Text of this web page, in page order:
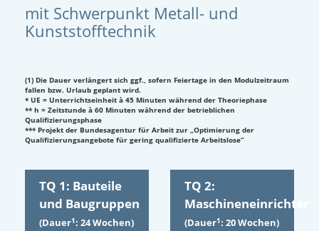
mit Schwerpunkt Metall- und
Kunststofftechnik
(1) Die Dauer verlängert sich ggf., sofern Feiertage in den Modulzeitraum
fallen bzw. Urlaub geplant wird.
* UE = Unterrichtseinheit à 45 Minuten während der Theoriephase
** h = Zeitstunde à 60 Minuten während der betrieblichen
Qualifizierungsphase
*** Projekt der Bundesagentur für Arbeit zur „Optimierung der
Qualifizierungsangebote für gering qualifizierte Arbeitslose“
TQ 1: Bauteile
und Baugruppen
(Dauer1: 24 Wochen)
TQ 2:
Maschineneinrichter
(Dauer1: 20 Wochen)